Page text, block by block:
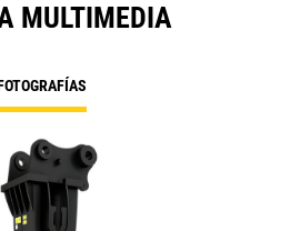
MULTIMEDIA